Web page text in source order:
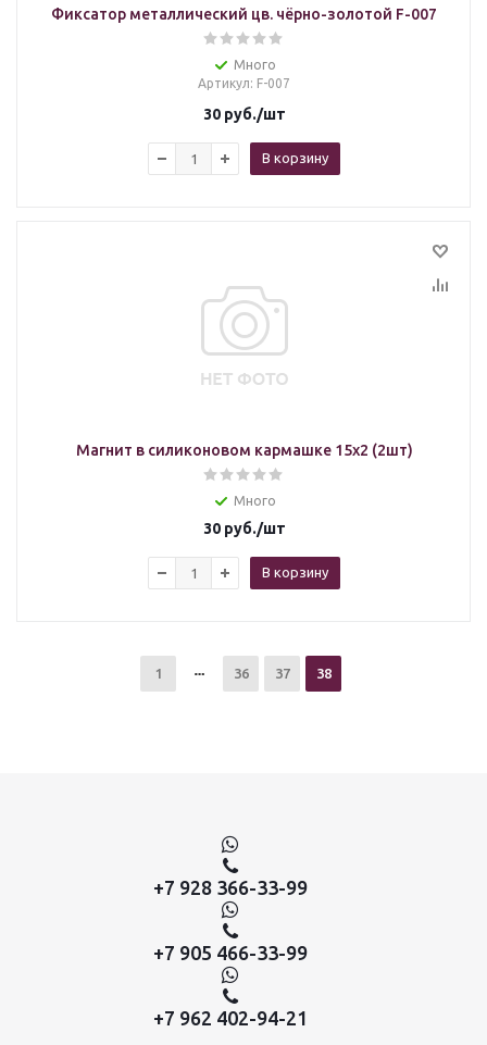
Фиксатор металлический цв. чёрно-золотой F-007
Много
Артикул: F-007
30руб./шт
В корзину
Магнит в силиконовом кармашке 15х2 (2шт)
Много
30руб./шт
В корзину
1 36 37 38
+7 928 366-33-99
+7 905 466-33-99
+7 962 402-94-21